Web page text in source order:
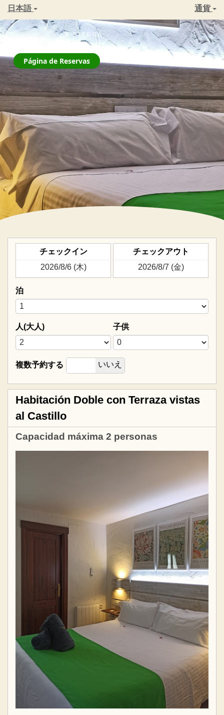
日本語 通貨
ZAHARA DE LA SIERRA
La Jarana
Página de Reservas
チェックイン チェックアウト
泊
人(大人) 子供
複数予約する
はい いいえ
Habitación Doble con Terraza vistas
al Castillo
Capacidad máxima 2 personas